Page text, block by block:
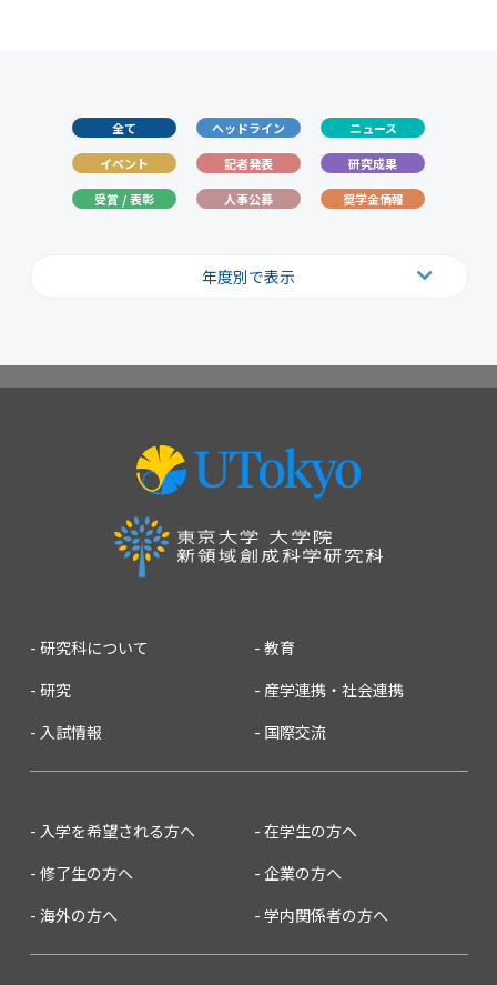
全て ヘッドライン
ニュース
イベント
記者発表
研究成果
受賞 / 表彰
人事公募 奨学金情報
年度別で表示
研究科について
教育
研究
産学連携・社会連携
入試情報
国際交流
入学を希望される方へ
在学生の方へ
修了生の方へ
企業の方へ
海外の方へ
学内関係者の方へ